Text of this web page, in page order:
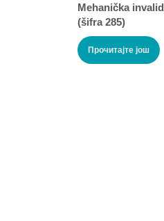
Mehanička
(šifra 285)
Прочитајте још